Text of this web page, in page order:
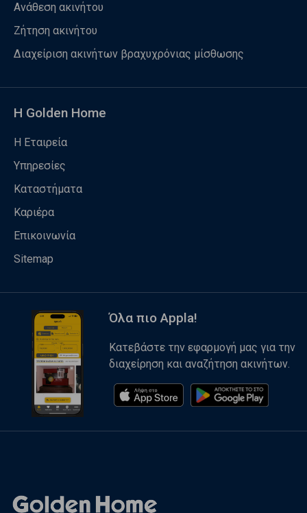
Ανάθεση ακινήτου
Ζήτηση ακινήτου
Διαχείριση ακινήτων βραχυχρόνιας μίσθωσης
Η Golden Home
Η Εταιρεία
Υπηρεσίες
Καταστήματα
Καριέρα
Επικοινωνία
Sitemap
Όλα πιο Appla!
Κατεβάστε την εφαρμογή μας για την
διαχείρηση και αναζήτηση ακινήτων.